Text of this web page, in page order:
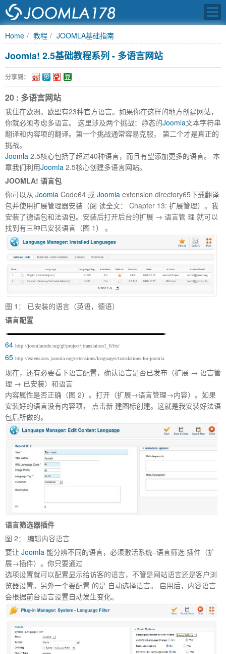
JOOMLA中文之
家,JOOMLA,JOOMLA模
板,JOOMLA教程,JOOMLA扩展
Home 教程 JOOMLA基础指南
Joomla! 2.5基础教程系列 - 多语言网站
分享到：
20 : 多语言网站
我住在欧洲。欧盟有23种官方语言。如果你在这样的地方创建网站，
你就必须考虑多语言。 这里涉及两个挑战：静态的Joomla文本字符串
翻译和内容项的翻译。第一个挑战通常容易克服， 第二个才是真正的
挑战。
Joomla 2.5核心包括了超过40种语言，而且有望添加更多的语言。 本
章我们利用Joomla 2.5核心创建多语言网站。
JOOMLA! 语言包
你可以从 Joomla Code64 或 Joomla extension directory65下载翻译
包并使用扩展管理器安装（阅 读全文： Chapter 13: 扩展管理）。我
安装了德语包和法语包。安装后打开后台的扩展 → 语言管 理 就可以
找到有三种已安装语言（图 1） 。
图 1 ： 已安装的语言（英语，德语）
语言配置
64 http://joomlacode.org/gf/project/jtranslation1_6/frs/
65 http://extensions.joomla.org/extensions/languages/translations-for-joomla
现在，还有必要看下语言配置，确认语言是否已发布（扩展 → 语言管
理 → 已安装）和语言
内容属性是否正确（图 2）。打开（扩展→语言管理→内容）。如果
安装好的语言没有内容项， 点击新 建图标创建。这就是我安装好法语
包后所做的。
语言筛选器插件
图 2： 编辑内容语言
要让 Joomla 能分辨不同的语言，必须激活系统–语言筛选 插件（扩
展→插件）。你只要通过
选项设置就可以配置显示给访客的语言，不管是网站语言还是客户浏
览器设置。另外一个要配置 的是 自动选择语言。 启用后，内容语言
会根据前台语言设置自动发生变化。